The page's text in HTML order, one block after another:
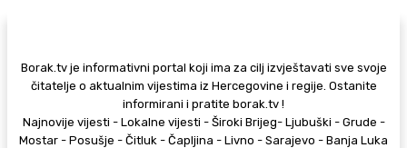
Borak.tv je informativni portal koji ima za cilj izvještavati sve svoje
čitatelje o aktualnim vijestima iz Hercegovine i regije. Ostanite
informirani i pratite borak.tv !
Najnovije vijesti - Lokalne vijesti - Široki Brijeg- Ljubuški - Grude -
Mostar - Posušje - Čitluk - Čapljina - Livno - Sarajevo - Banja Luka